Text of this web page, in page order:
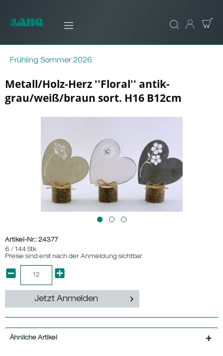
Frühling Sommer 2026
Metall/Holz-Herz ''Floral'' antik-
grau/weiß/braun sort. H16 B12cm
Artikel-Nr.: 24377
6 / 144 Stk
Preise sind erst nach der Anmeldung sichtbar.
Jetzt Anmelden
Ähnliche Artikel